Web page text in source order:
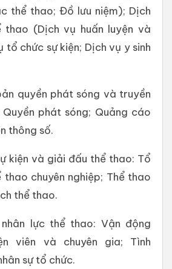
thể thao; Đồ lưu niệm); Dịch
(Dịch vụ huấn luyện và
tổ chức sự kiện; Dịch vụ y sinh
quyền phát sóng và truyền
phát sóng; Quảng cáo
thông số.
kiện và giải đấu thể thao: Tổ
thao chuyên nghiệp; Thể thao
thể thao.
lực thể thao: Vận động
viên và chuyên gia; Tình
sự tổ chức.